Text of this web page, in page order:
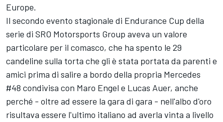
Europe.
Il secondo evento stagionale di Endurance Cup della
serie di SRO Motorsports Group aveva un valore
particolare per il comasco, che ha spento le 29
candeline sulla torta che gli è stata portata da parenti e
amici prima di salire a bordo della propria Mercedes
#48 condivisa con Maro Engel e Lucas Auer, anche
perché - oltre ad essere la gara di gara - nell'albo d'oro
risultava essere l'ultimo italiano ad averla vinta a livello